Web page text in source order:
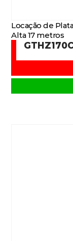
Locação de
Alta 17 metros